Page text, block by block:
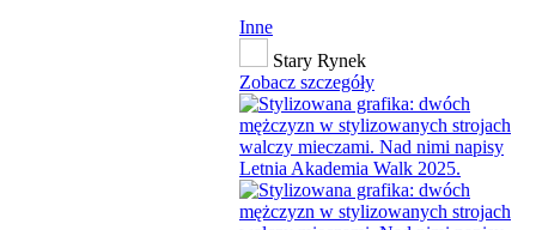
Inne
Stary Rynek
Zobacz szczegóły